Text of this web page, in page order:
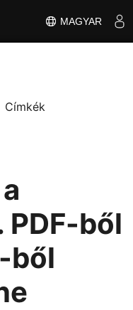
MAGYAR
Címkék
ből
ből